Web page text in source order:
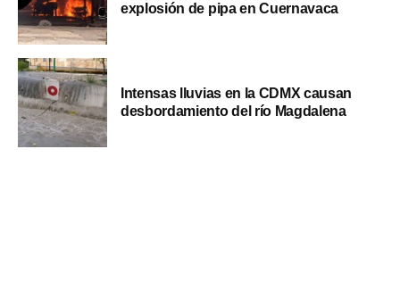
explosión de pipa en Cuernavaca
Intensas lluvias en la CDMX causan
desbordamiento del río Magdalena